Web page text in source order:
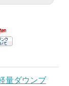
量ダウンブ